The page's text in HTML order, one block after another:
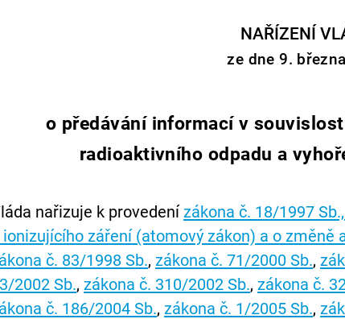
NAŘÍZENÍ
ze dne 9.
o předávání informací v
radioaktivního odpadu a
nařizuje k provedení zákona č. 18/1997
ionizujícího záření (atomový zákon) a o změně
č. 83/1998 Sb., zákona č. 71/2000 Sb.,
2002 Sb., zákona č. 310/2002 Sb., zákona č.
č. 186/2004 Sb., zákona č. 1/2005 Sb.,